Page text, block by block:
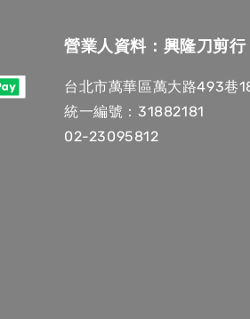
營業人資料：興隆刀剪行
台北市萬華區萬大路493巷
統一編號：31882181
02-23095812